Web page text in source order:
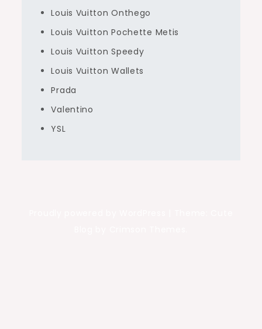
Louis Vuitton Onthego
Louis Vuitton Pochette Metis
Louis Vuitton Speedy
Louis Vuitton Wallets
Prada
Valentino
YSL